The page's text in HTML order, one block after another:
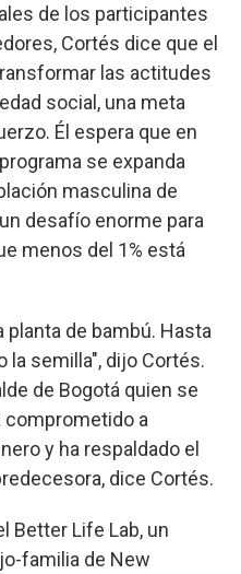
de los participantes
Cortés dice que el
las actitudes
social, una meta
Él espera que en
se expanda
masculina de
desafío enorme para
menos del 1% está
de bambú. Hasta
la semilla", dijo Cortés.
de Bogotá quien se
comprometido a
y ha respaldado el
dice Cortés.
Better Life Lab, un
familia de New